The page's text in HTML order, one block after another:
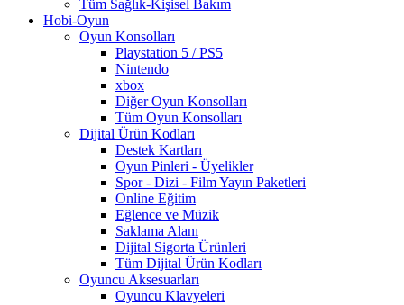
Tüm Sağlık-Kişisel Bakım
Hobi-Oyun
Oyun Konsolları
Playstation 5 / PS5
Nintendo
xbox
Diğer Oyun Konsolları
Tüm Oyun Konsolları
Dijital Ürün Kodları
Destek Kartları
Oyun Pinleri - Üyelikler
Spor - Dizi - Film Yayın Paketleri
Online Eğitim
Eğlence ve Müzik
Saklama Alanı
Dijital Sigorta Ürünleri
Tüm Dijital Ürün Kodları
Oyuncu Aksesuarları
Oyuncu Klavyeleri